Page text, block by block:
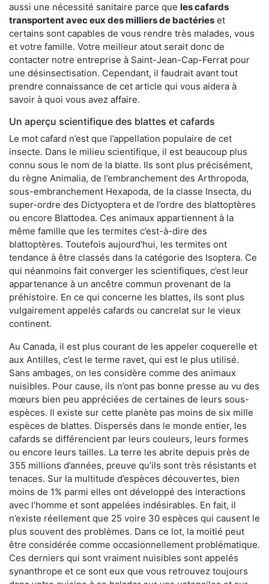
aussi une nécessité sanitaire parce que les cafards
transportent avec eux des milliers de bactéries et
certains sont capables de vous rendre très malades, vous
et votre famille. Votre meilleur atout serait donc de
contacter notre entreprise à Saint-Jean-Cap-Ferrat pour
une désinsectisation. Cependant, il faudrait avant tout
prendre connaissance de cet article qui vous aidera à
savoir à quoi vous avez affaire.
Un aperçu scientifique des blattes et cafards
Le mot cafard n’est que l’appellation populaire de cet
insecte. Dans le milieu scientifique, il est beaucoup plus
connu sous le nom de la blatte. Ils sont plus précisément,
du règne Animalia, de l’embranchement des Arthropoda,
sous-embranchement Hexapoda, de la classe Insecta, du
super-ordre des Dictyoptera et de l’ordre des blattoptères
ou encore Blattodea. Ces animaux appartiennent à la
même famille que les termites c’est-à-dire des
blattoptères. Toutefois aujourd'hui, les termites ont
tendance à être classés dans la catégorie des Isoptera. Ce
qui néanmoins fait converger les scientifiques, c’est leur
appartenance à un ancêtre commun provenant de la
préhistoire. En ce qui concerne les blattes, ils sont plus
vulgairement appelés cafards ou cancrelat sur le vieux
continent.
Au Canada, il est plus courant de les appeler coquerelle et
aux Antilles, c’est le terme ravet, qui est le plus utilisé.
Sans ambages, on les considère comme des animaux
nuisibles. Pour cause, ils n’ont pas bonne presse au vu des
mœurs bien peu appréciées de certaines de leurs sous-
espèces. Il existe sur cette planète pas moins de six mille
espèces de blattes. Dispersés dans le monde entier, les
cafards se différencient par leurs couleurs, leurs formes
ou encore leurs tailles. La terre les abrite depuis près de
355 millions d’années, preuve qu’ils sont très résistants et
tenaces. Sur la multitude d’espèces découvertes, bien
moins de 1% parmi elles ont développé des interactions
avec l’homme et sont appelées indésirables. En fait, il
n’existe réellement que 25 voire 30 espèces qui causent le
plus souvent des problèmes. Dans ce lot, la moitié peut
être considérée comme occasionnellement problématique.
Ces derniers qui sont vraiment nuisibles sont appelés
synanthrope et ce sont eux que vous retrouvez toujours